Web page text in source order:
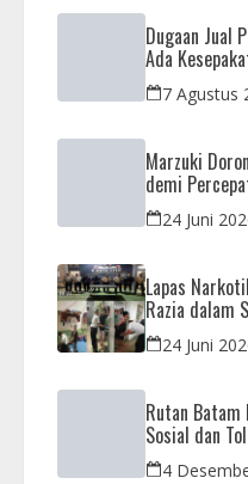
Dugaan Jual
Ada
Dikembalikan
7 Agustus
Marzuki
demi
Daerah
24 Juni
Lapas
Razia dalam
Barang
24 Juni
Rutan Batam
Sosial dan
Doa Bersama
4